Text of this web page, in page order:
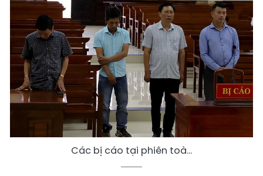
Các bị cáo tại phiên toà...